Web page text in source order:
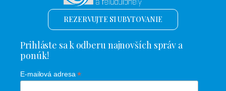
REZERVUJTE SI UBYTOVANIE
Prihláste sa k odberu najnovších správ a
ponúk!
E-mailová adresa*